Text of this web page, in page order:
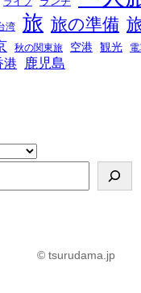
湾 旅 旅の準備
秋の関東旅 空港 観光
港 鹿児島
© tsurudama.jp